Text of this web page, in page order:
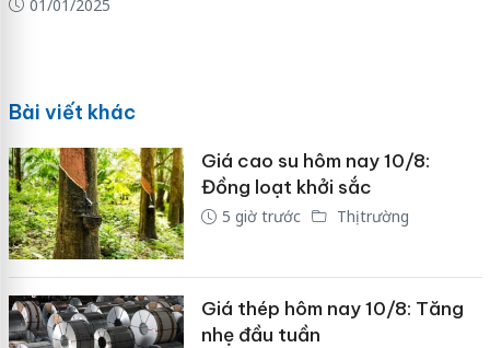
01/01/2025
Bài viết khác
Giá cao su hôm nay 10/8:
Đồng loạt khởi sắc
5 giờ trước Thị trường
Giá thép hôm nay 10/8: Tăng
nhẹ đầu tuần